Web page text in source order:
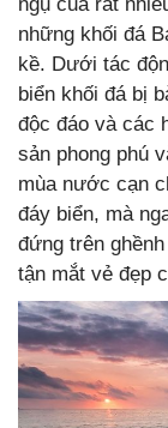
những khối đá
kề. Dưới tác
biển khối đá bị
độc đáo và các
sản phong phú
mùa nước cạn
đáy biển, mà
đứng trên
tận mắt vẻ đẹp